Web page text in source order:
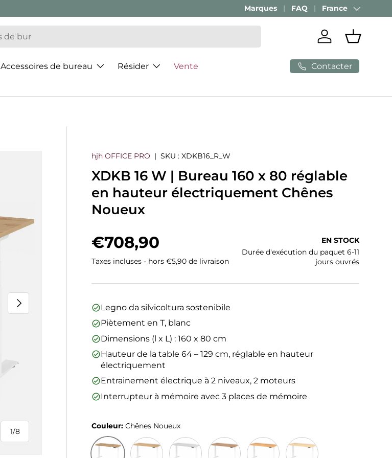
Marques FAQ Pays
France
Se connecter
Panier
Accessoires de bureau Résider Vente Contacter
1/
de
8
Suivant
hjh OFFICE PRO |SKU : XDKB16_R_W
XDKB 16 W | Bureau 160 x 80 réglable
en hauteur électriquement Chênes
Noueux
Prix habituel
€708,90
Taxes incluses - hors €5,90 de livraison
EN STOCK
Durée d'exécution du paquet 6-11
jours ouvrés
Legno da silvicoltura sostenibile
Piètement en T, blanc
Dimensions (l x L) : 160 x 80 cm
Hauteur de la table 64 – 129 cm, réglable en hauteur
électriquement
Entrainement électrique à 2 niveaux, 2 moteurs
Interrupteur à mémoire avec 3 places de mémoire
Couleur:Chênes Noueux